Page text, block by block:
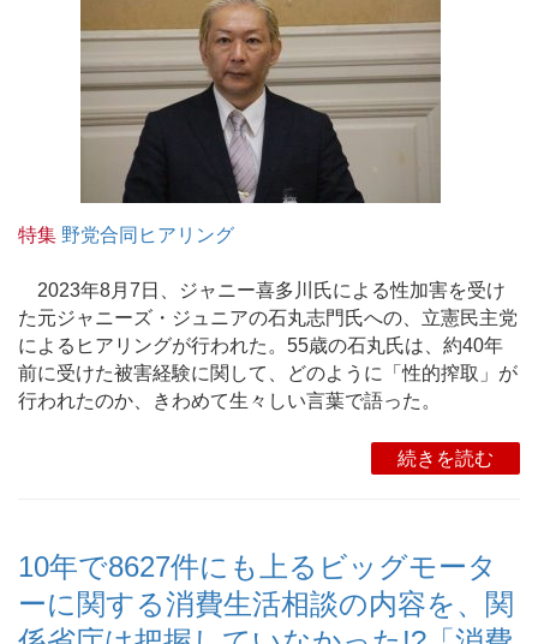
特集 野党合同ヒアリング
2023年8月7日、ジャニー喜多川氏による性加害を受け
た元ジャニーズ・ジュニアの石丸志門氏への、立憲民主党
によるヒアリングが行われた。55歳の石丸氏は、約40年
前に受けた被害経験に関して、どのように「性的搾取」が
行われたのか、きわめて生々しい言葉で語った。
続きを読む
10年で8627件にも上るビッグモータ
ーに関する消費生活相談の内容を、関